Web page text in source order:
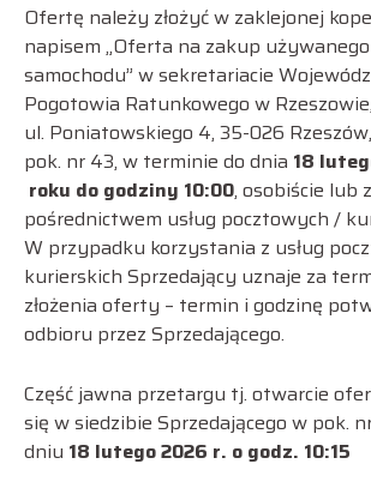
Ofertę należy złożyć w zaklejonej
napisem „Oferta na zakup używanego
samochodu” w sekretariacie
Pogotowia Ratunkowego w Rzeszowie,
ul. Poniatowskiego 4, 35-026
pok. nr 43, w terminie do dnia 18
roku do godziny 10:00, osobiście lub
pośrednictwem usług pocztowych /
W przypadku korzystania z usług
kurierskich Sprzedający uznaje za
złożenia oferty – termin i godzinę
odbioru przez Sprzedającego.
Część jawna przetargu tj. otwarcie
się w siedzibie Sprzedającego w pok.
dniu 18 lutego 2026 r. o godz. 10:15